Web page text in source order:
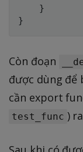
    }
Còn đoạn
được dùng để
cần export
test_func )